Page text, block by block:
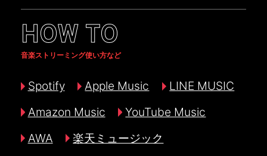
HOW TO
音楽ストリーミング使い方など
Spotify Apple Music
LINE MUSIC
Amazon Music
YouTube Music
AWA
楽天ミュージック